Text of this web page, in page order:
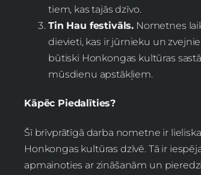
tiem, kas tajās dzīvo.
Tin Hau festivāls. Nometnes
dievieti, kas ir jūrnieku un
būtiski Honkongas kultūras
mūsdienu apstākļiem.
Kāpēc Piedalīties?
Šī brīvprātīgā darba nometne ir
Honkongas kultūras dzīvē. Tā ir
apmainoties ar zināšanām un